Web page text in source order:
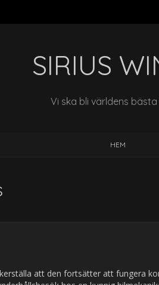
SIRIUS
Vi ska bli världens
HEM
att den fortsätter att fungera